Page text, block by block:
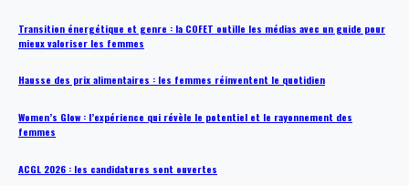
Transition énergétique et genre : la COFET outille les médias avec un guide pour
mieux valoriser les femmes
Hausse des prix alimentaires : les femmes réinventent le quotidien
Women’s Glow : l’expérience qui révèle le potentiel et le rayonnement des
femmes
ACGL 2026 : les candidatures sont ouvertes